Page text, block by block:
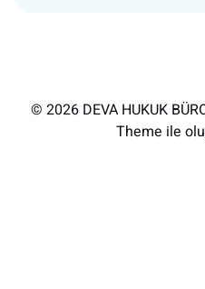
© 2026 DEVA HUKUK
Theme ile